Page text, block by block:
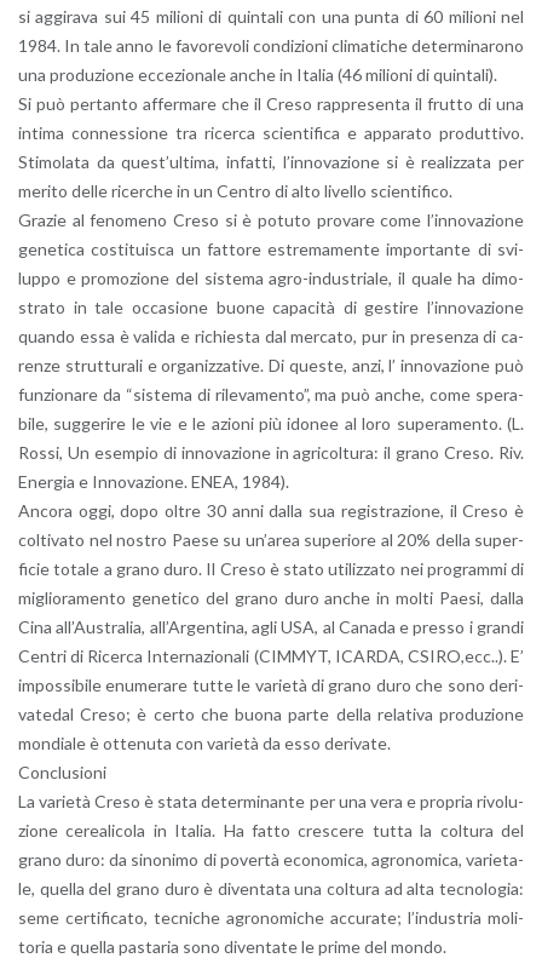
si ag­gi­ra­va sui 45 mi­lio­ni di quin­ta­li con una punta di 60 mi­lio­ni nel
1984. In tale anno le fa­vo­re­vo­li con­di­zio­ni cli­ma­ti­che de­ter­mi­na­ro­no
una pro­du­zio­ne ec­ce­zio­na­le anche in Ita­lia (46 mi­lio­ni di quin­ta­li).
Si può per­tan­to af­fer­ma­re che il Creso rap­pre­sen­ta il frut­to di una
in­ti­ma con­nes­sio­ne tra ri­cer­ca scien­ti­fi­ca e ap­pa­ra­to pro­dut­ti­vo.
Sti­mo­la­ta da que­st’ul­ti­ma, in­fat­ti, l’in­no­va­zio­ne si è rea­liz­za­ta per
me­ri­to delle ri­cer­che in un Cen­tro di alto li­vel­lo scien­ti­fi­co.
Gra­zie al fe­no­me­no Creso si è po­tu­to pro­va­re come l’in­no­va­zio­ne
ge­ne­ti­ca co­sti­tui­sca un fat­to­re estre­ma­men­te im­por­tan­te di svi­
lup­po e pro­mo­zio­ne del si­ste­ma agro-in­du­stria­le, il quale ha di­mo­
stra­to in tale oc­ca­sio­ne buone ca­pa­ci­tà di ge­sti­re l’in­no­va­zio­ne
quan­do essa è va­li­da e ri­chie­sta dal mer­ca­to, pur in pre­sen­za di ca­
ren­ze strut­tu­ra­li e or­ga­niz­za­ti­ve. Di que­ste, anzi, l’ in­no­va­zio­ne può
fun­zio­na­re da “si­ste­ma di ri­le­va­men­to”, ma può anche, come spe­ra­
bi­le, sug­ge­ri­re le vie e le azio­ni più ido­nee al loro su­pe­ra­men­to. (L.
Rossi, Un esem­pio di in­no­va­zio­ne in agri­col­tu­ra: il grano Creso. Riv.
Ener­gia e In­no­va­zio­ne. ENEA, 1984).
An­co­ra oggi, dopo oltre 30 anni dalla sua re­gi­stra­zio­ne, il Creso è
col­ti­va­to nel no­stro Paese su un’a­rea su­pe­rio­re al 20% della su­per­
fi­cie to­ta­le a grano duro. Il Creso è stato uti­liz­za­to nei pro­gram­mi di
mi­glio­ra­men­to ge­ne­ti­co del grano duro anche in molti Paesi, dalla
Cina al­l’Au­stra­lia, al­l’Ar­gen­ti­na, agli USA, al Ca­na­da e pres­so i gran­di
Cen­tri di Ri­cer­ca In­ter­na­zio­na­li (CIM­MYT, ICAR­DA, CSIRO,ecc..). E’
im­pos­si­bi­le enu­me­ra­re tutte le va­rie­tà di grano duro che sono de­ri­
va­te­dal Creso; è certo che buona parte della re­la­ti­va pro­du­zio­ne
mon­dia­le è ot­te­nu­ta con va­rie­tà da esso de­ri­va­te.
Con­clu­sio­ni
La va­rie­tà Creso è stata de­ter­mi­nan­te per una vera e pro­pria ri­vo­lu­
zio­ne ce­rea­li­co­la in Ita­lia. Ha fatto cre­sce­re tutta la col­tu­ra del
grano duro: da si­no­ni­mo di po­ver­tà eco­no­mi­ca, agro­no­mi­ca, va­rie­ta­
le, quel­la del grano duro è di­ven­ta­ta una col­tu­ra ad alta tec­no­lo­gia:
seme cer­ti­fi­ca­to, tec­ni­che agro­no­mi­che ac­cu­ra­te; l’in­du­stria mo­li­
to­ria e quel­la pa­sta­ria sono di­ven­ta­te le prime del mondo.